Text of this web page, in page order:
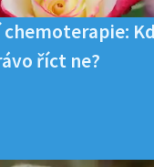
říct ne?